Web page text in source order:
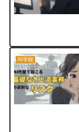
AI学校